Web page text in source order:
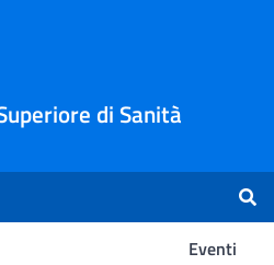
di Sanità
Eventi